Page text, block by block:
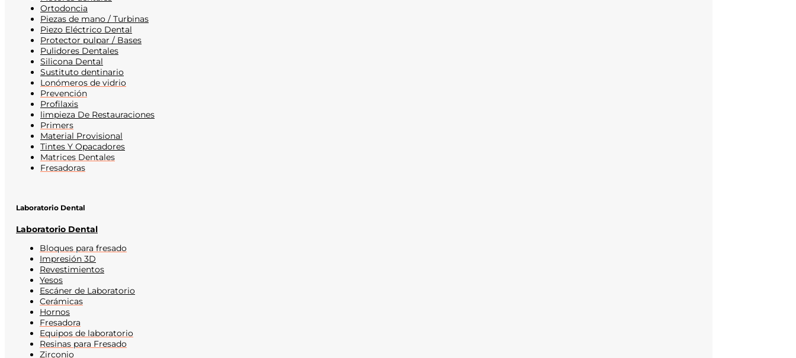
Ortodoncia
Piezas de mano / Turbinas
Piezo Eléctrico Dental
Protector pulpar / Bases
Pulidores Dentales
Silicona Dental
Sustituto dentinario
Lonómeros de vidrio
Prevención
Profilaxis
limpieza De Restauraciones
Primers
Material Provisional
Tintes Y Opacadores
Matrices Dentales
Fresadoras
Laboratorio Dental
Laboratorio Dental
Bloques para fresado
Impresión 3D
Revestimientos
Yesos
Escáner de Laboratorio
Cerámicas
Hornos
Fresadora
Equipos de laboratorio
Resinas para Fresado
Zirconio